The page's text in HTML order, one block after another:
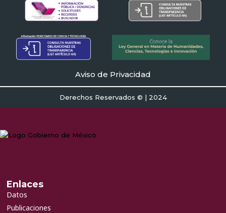
Aviso de Privacidad
Derechos Reservados © | 2024
Enlaces
Datos
Publicaciones